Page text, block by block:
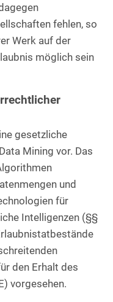
fehlen, so
Werk auf der
möglich sein
gesetzliche
Mining vor. Das
und
für
Intelligenzen (§§
den Erhalt des
vorgesehen.